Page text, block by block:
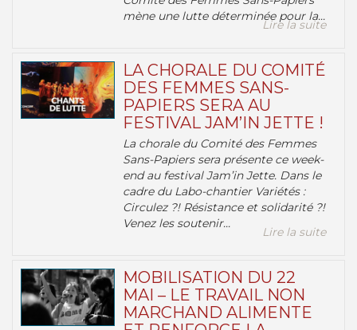
mène une lutte déterminée pour la...
Lire la suite
LA CHORALE DU COMITÉ
DES FEMMES SANS-
PAPIERS SERA AU
FESTIVAL JAM’IN JETTE !
La chorale du Comité des Femmes
Sans-Papiers sera présente ce week-
end au festival Jam’in Jette. Dans le
cadre du Labo-chantier Variétés :
Circulez ?! Résistance et solidarité ?!
Venez les soutenir...
Lire la suite
MOBILISATION DU 22
MAI – LE TRAVAIL NON
MARCHAND ALIMENTE